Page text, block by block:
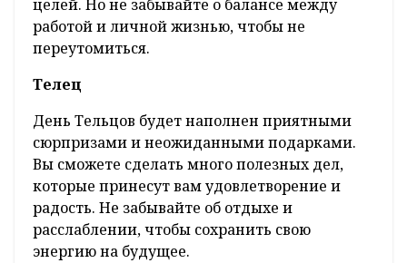
целей. Но не забывайте о балансе между
работой и личной жизнью, чтобы не
переутомиться.
Телец
День Тельцов будет наполнен приятными
сюрпризами и неожиданными подарками.
Вы сможете сделать много полезных дел,
которые принесут вам удовлетворение и
радость. Не забывайте об отдыхе и
расслаблении, чтобы сохранить свою
энергию на будущее.